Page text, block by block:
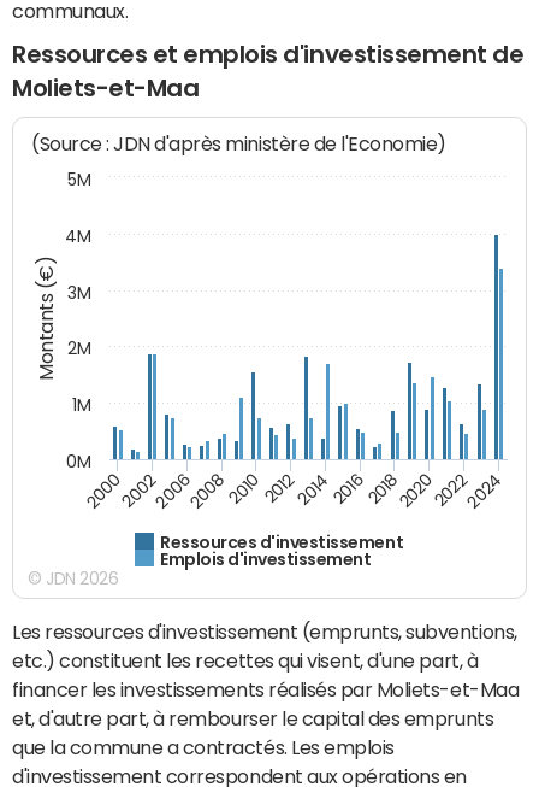
communaux.
Ressources et emplois d'investissement de
Moliets-et-Maa
Montants (€)
(Source : JDN d'après ministère de l'Economie)
Ressources d'investissement
Emplois d'investissement
20002002200620082010 2012201420162018202020222024
0M
1M
2M
3M
4M
5M
© JDN 2026
Les ressources d'investissement (emprunts, subventions,
etc.) constituent les recettes qui visent, d'une part, à
financer les investissements réalisés par Moliets-et-Maa
et, d'autre part, à rembourser le capital des emprunts
que la commune a contractés. Les emplois
d'investissement correspondent aux opérations en